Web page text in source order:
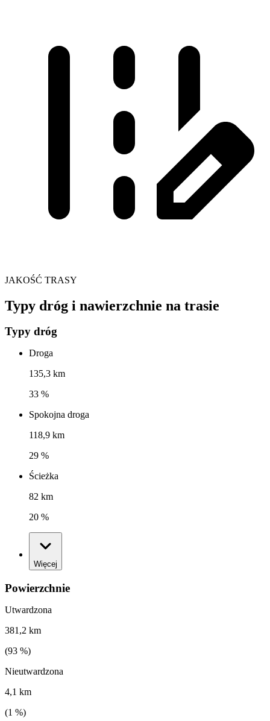
JAKOŚĆ TRASY
Typy dróg i nawierzchnie na trasie
Typy dróg
Droga
135,3 km
33 %
Spokojna droga
118,9 km
29 %
Ścieżka
82 km
20 %
Więcej
Powierzchnie
Utwardzona
381,2 km
(93 %)
Nieutwardzona
4,1 km
(1 %)